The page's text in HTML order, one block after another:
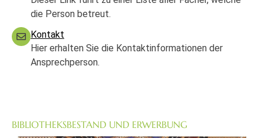
die Person betreut.
Kontakt
Hier erhalten Sie die Kontaktinformationen der
Ansprechperson.
BIBLIOTHEKSBESTAND UND ERWERBUNG